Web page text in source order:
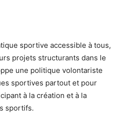
sportive accessible à tous,
projets structurants dans le
une politique volontariste
sportives partout et pour
à la création et à la
sportifs.